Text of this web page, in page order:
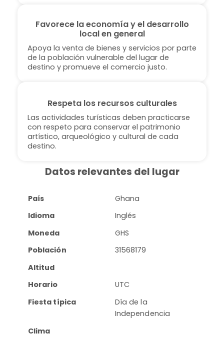
Favorece la economía y el desarrollo
local en general
Apoya la venta de bienes y servicios por parte
de la población vulnerable del lugar de
destino y promueve el comercio justo.
Respeta los recursos culturales
Las actividades turísticas deben practicarse
con respeto para conservar el patrimonio
artístico, arqueológico y cultural de cada
destino.
Datos relevantes del lugar
País
Ghana
Idioma
Inglés
Moneda
GHS
Población
31568179
Altitud
Horario
UTC
Fiesta típica
Día de la
Independencia
Clima